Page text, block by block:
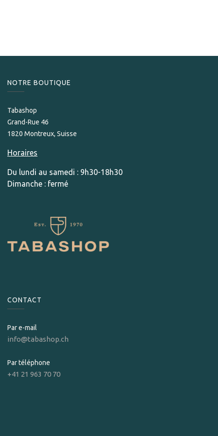
NOTRE BOUTIQUE
Tabashop
Grand-Rue 46
1820 Montreux, Suisse
Horaires
Du lundi au samedi : 9h30-18h30
Dimanche : fermé
CONTACT
Par e-mail
info@tabashop.ch
Par téléphone
+41 21 963 70 70